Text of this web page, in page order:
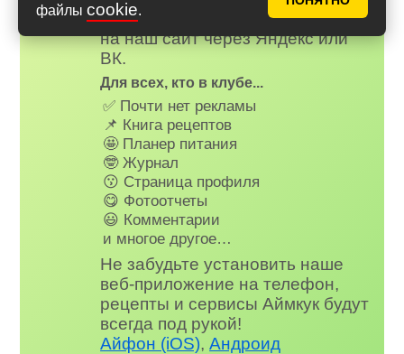
файлы cookie.
зарегистируйтесь
иливойдите
на наш сайт через Яндекс или
ВК.
Для всех, кто в клубе...
✅ Почти нет рекламы
📌 Книга рецептов
🤩 Планер питания
🤓 Журнал
😗 Страница профиля
😋 Фотоотчеты
😃 Комментарии
и многое другое…
Не забудьте установить наше
веб-приложение на телефон,
рецепты и сервисы Аймкук будут
всегда под рукой!
Айфон (iOS),Андроид